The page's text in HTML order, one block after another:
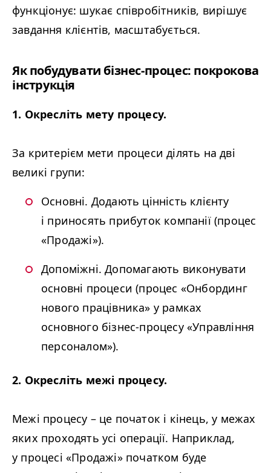
функціонує: шукає співробітників, вирішує
завдання клієнтів, масштабується.
Як побудувати бізнес-процес: покрокова
інструкція
1. Окресліть мету процесу.
За критерієм мети процеси ділять на дві
великі групи:
Основні. Додають цінність клієнту
і приносять прибуток компанії (процес
«Продажі»).
Допоміжні. Допомагають виконувати
основні процеси (процес «Онбординг
нового працівника» у рамках
основного бізнес-процесу «Управління
персоналом»).
2. Окресліть межі процесу.
Межі процесу – це початок і кінець, у межах
яких проходять усі операції. Наприклад,
у процесі «Продажі» початком буде